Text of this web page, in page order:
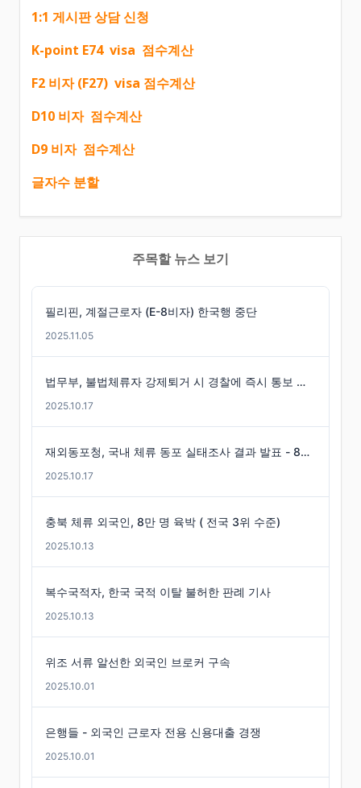
1:1 게시판 상담 신청
K-point E74 visa 점수계산
F2 비자 (F27) visa 점수계산
D10 비자 점수계산
D9 비자 점수계산
글자수 분할
주목할 뉴스 보기
필리핀, 계절근로자 (E-8비자) 한국행 중단
2025.11.05
법무부, 불법체류자 강제퇴거 시 경찰에 즉시 통보 제도 마련
2025.10.17
재외동포청, 국내 체류 동포 실태조사 결과 발표 - 86만 명 체류 통계 발표
2025.10.17
충북 체류 외국인, 8만 명 육박 ( 전국 3위 수준)
2025.10.13
복수국적자, 한국 국적 이탈 불허한 판례 기사
2025.10.13
위조 서류 알선한 외국인 브로커 구속
2025.10.01
은행들 - 외국인 근로자 전용 신용대출 경쟁
2025.10.01